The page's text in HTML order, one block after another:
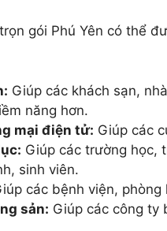
gói Phú Yên có thể
Giúp các khách sạn,
năng hơn.
mại điện tử: Giúp các
Giúp các trường học,
sinh viên.
các bệnh viện,
sản: Giúp các công ty